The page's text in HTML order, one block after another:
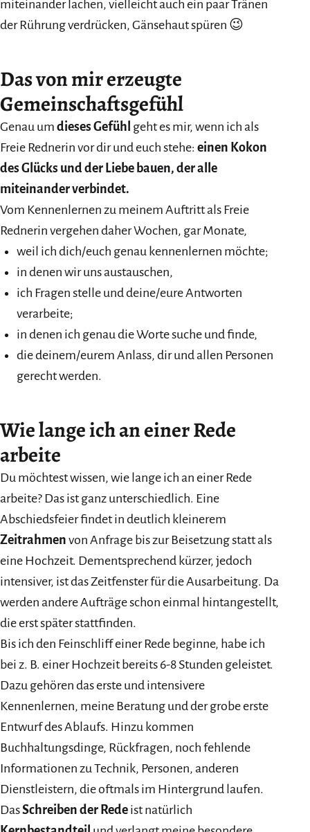
miteinander lachen, vielleicht auch ein paar Tränen
der Rührung verdrücken, Gänsehaut spüren 😉
Das von mir erzeugte
Gemeinschaftsgefühl
Genau um dieses Gefühl geht es mir, wenn ich als
Freie Rednerin vor dir und euch stehe: einen Kokon
des Glücks und der Liebe bauen, der alle
miteinander verbindet.
Vom Kennenlernen zu meinem Auftritt als Freie
Rednerin vergehen daher Wochen, gar Monate,
weil ich dich/euch genau kennenlernen möchte;
in denen wir uns austauschen,
ich Fragen stelle und deine/eure Antworten
verarbeite;
in denen ich genau die Worte suche und finde,
die deinem/eurem Anlass, dir und allen Personen
gerecht werden.
Wie lange ich an einer Rede
arbeite
Du möchtest wissen, wie lange ich an einer Rede
arbeite? Das ist ganz unterschiedlich. Eine
Abschiedsfeier findet in deutlich kleinerem
Zeitrahmen von Anfrage bis zur Beisetzung statt als
eine Hochzeit. Dementsprechend kürzer, jedoch
intensiver, ist das Zeitfenster für die Ausarbeitung. Da
werden andere Aufträge schon einmal hintangestellt,
die erst später stattfinden.
Bis ich den Feinschliff einer Rede beginne, habe ich
bei z. B. einer Hochzeit bereits 6-8 Stunden geleistet.
Dazu gehören das erste und intensivere
Kennenlernen, meine Beratung und der grobe erste
Entwurf des Ablaufs. Hinzu kommen
Buchhaltungsdinge, Rückfragen, noch fehlende
Informationen zu Technik, Personen, anderen
Dienstleistern, die oftmals im Hintergrund laufen.
DasSchreiben der Rede ist natürlich